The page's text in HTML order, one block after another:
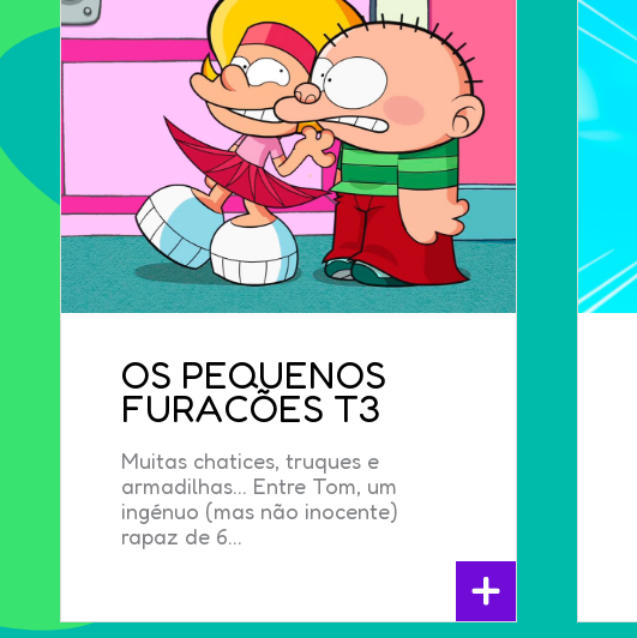
OS PEQUENOS
FURACÕES T3
Muitas chatices, truques e
armadilhas… Entre Tom, um
ingénuo (mas não inocente)
rapaz de 6...
+